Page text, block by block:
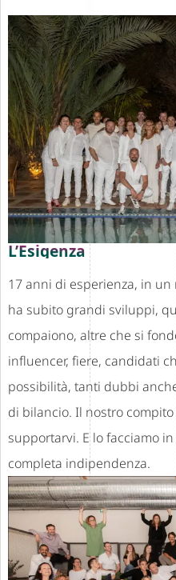
L’Esigenza
17 anni di esperienza, in
ha subito grandi sviluppi,
compaiono, altre che si
influencer, fiere, candidati
possibilità, tanti dubbi
di bilancio. Il nostro
supportarvi. E lo facciamo
completa indipendenza.